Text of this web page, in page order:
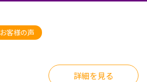
お客様の声
詳細を見る